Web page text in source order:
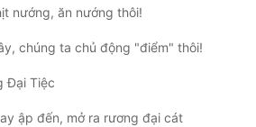
nướng, ăn nướng thôi!
chúng ta chủ động "điểm" thôi!
Đại Tiệc
ập đến, mở ra rương đại cát